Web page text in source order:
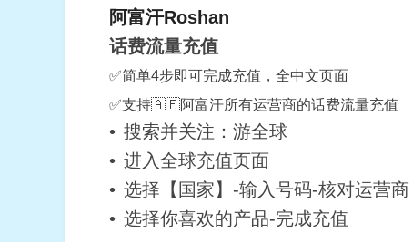
阿富汗Roshan
话费流量充值
✅简单4步即可完成充值，全中文页面
✅支持🇦🇫阿富汗所有运营商的话费流量充值
搜索并关注：游全球
进入全球充值页面
选择【国家】-输入号码-核对运营商
选择你喜欢的产品-完成充值